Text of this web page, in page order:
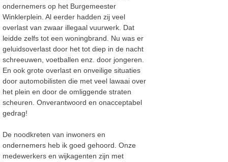
ondernemers op het Burgemeester
Winklerplein. Al eerder hadden zij veel
overlast van zwaar illegaal vuurwerk. Dat
leidde zelfs tot een woningbrand. Nu was er
geluidsoverlast door het tot diep in de nacht
schreeuwen, voetballen enz. door jongeren.
En ook grote overlast en onveilige situaties
door automobilisten die met veel lawaai over
het plein en door de omliggende straten
scheuren. Onverantwoord en onacceptabel
gedrag!
De noodkreten van inwoners en
ondernemers heb ik goed gehoord. Onze
medewerkers en wijkagenten zijn met